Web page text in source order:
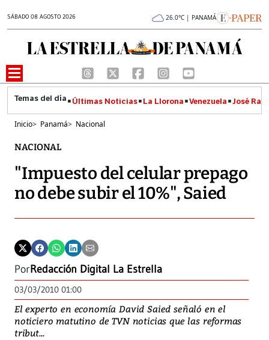
SÁBADO 08 AGOSTO 2026 26.0°C | PANAMÁ
Últimas Noticias La Llorona Venezuela José
Inicio> Panamá> Nacional
NACIONAL
"Impuesto del celular prepago
no debe subir el 10%", Saied
PorRedacción Digital La Estrella
03/03/2010 01:00
El experto en economía David Saied señaló en el
noticiero matutino de TVN noticias que las reformas
tribut...